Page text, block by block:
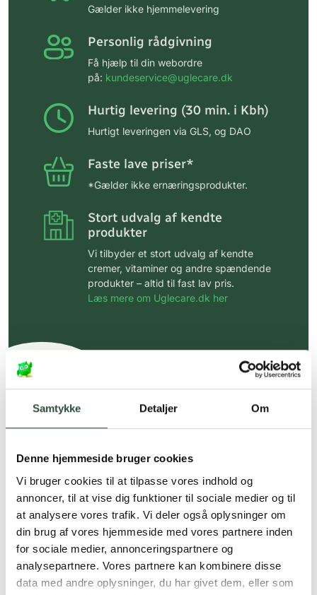
Samtykke Detaljer Om
Denne hjemmeside bruger cookies
Vi bruger cookies til at tilpasse vores indhold og
annoncer, til at vise dig funktioner til sociale medier og til
at analysere vores trafik. Vi deler også oplysninger om
din brug af vores hjemmeside med vores partnere inden
for sociale medier, annonceringspartnere og
analysepartnere. Vores partnere kan kombinere disse
data med andre oplysninger, du har givet dem, eller som
Gælder ikke hjemmelevering
Personlig rådgivning
Få hjælp til din webordre
på: kundeservice@uglecare.dk
Hurtig levering (30 min. i Kbh)
Hurtigt leveringen via GLS, og DAO
Faste lave priser*
*Gælder ikke ernæringsprodukter.
Stort udvalg af kendte
produkter
Vi tilbyder et stort udvalg af kendte
cremer, vitaminer og andre spændende
produkter – altid til fast lav pris.
Læs mere om Uglecare.dk her